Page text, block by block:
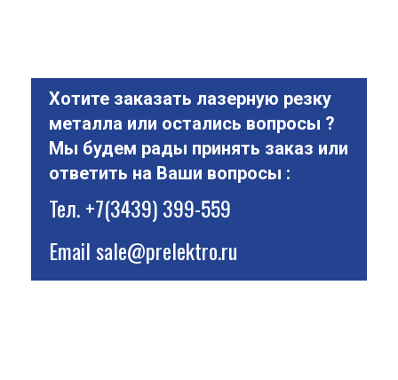
Хотите заказать лазерную резку
металла или остались вопросы ?
Мы будем рады принять заказ или
ответить на Ваши вопросы :
Тел.+7(3439) 399-559
Emailsale@prelektro.ru